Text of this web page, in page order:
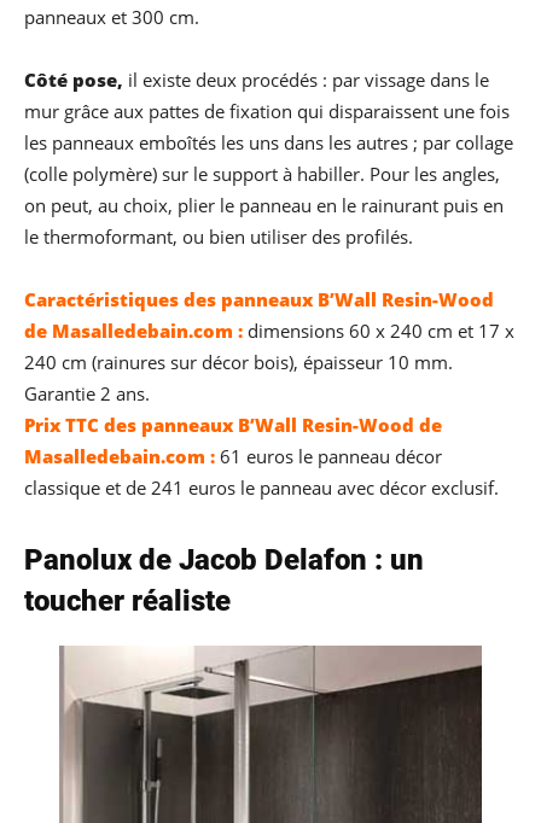
panneaux et 300 cm.
Côté pose, il existe deux procédés : par vissage dans le
mur grâce aux pattes de fixation qui disparaissent une fois
les panneaux emboîtés les uns dans les autres ; par collage
(colle polymère) sur le support à habiller. Pour les angles,
on peut, au choix, plier le panneau en le rainurant puis en
le thermoformant, ou bien utiliser des profilés.
Caractéristiques des panneaux B’Wall Resin-Wood
de Masalledebain.com : dimensions 60 x 240 cm et 17 x
240 cm (rainures sur décor bois), épaisseur 10 mm.
Garantie 2 ans.
Prix TTC des panneaux B’Wall Resin-Wood de
Masalledebain.com : 61 euros le panneau décor
classique et de 241 euros le panneau avec décor exclusif.
Panolux de Jacob Delafon : un
toucher réaliste